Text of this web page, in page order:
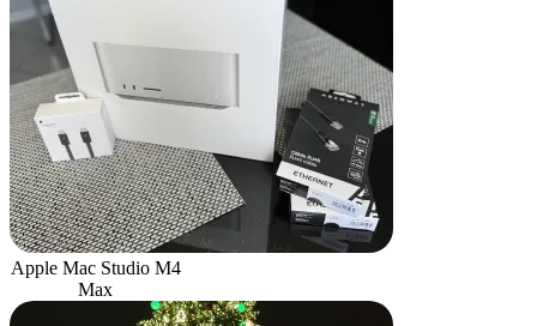
Apple Mac Studio M4
Max